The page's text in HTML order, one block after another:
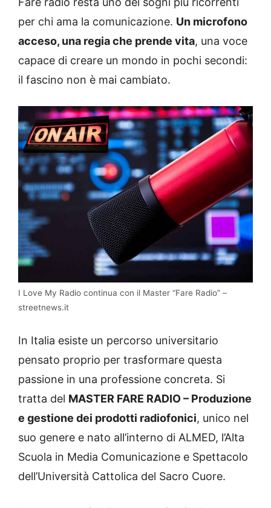
per chi ama la comunicazione. Un microfono
acceso, una regia che prende vita, una voce
capace di creare un mondo in pochi secondi:
il fascino non è mai cambiato.
I Love My Radio continua con il Master “Fare Radio” –
streetnews.it
In Italia esiste un percorso universitario
pensato proprio per trasformare questa
passione in una professione concreta. Si
tratta del MASTER FARE RADIO – Produzione
e gestione dei prodotti radiofonici, unico nel
suo genere e nato all’interno di ALMED, l’Alta
Scuola in Media Comunicazione e Spettacolo
dell’Università Cattolica del Sacro Cuore.